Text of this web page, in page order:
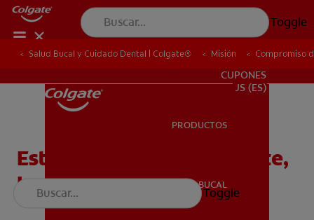
Toggle
SALUD BUCAL
PARA PROFESIONALES
CUPONES
US (ES)
PRODUCTOS
SALUD BUCAL
Toggle
Salud Bucal y Cuidado Dental | Colgate® Misión Compromiso
Salud Bucal y Cuidado Dental | Colgate® Misión Compromiso
Esta es mi Sonrisa Brillante,
Lectura Emergente